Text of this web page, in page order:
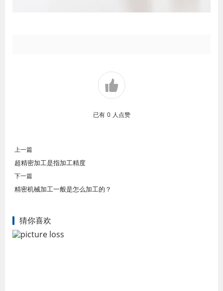
已有 0 人点赞
上一篇
超精密加工是指加工精度
下一篇
精密机械加工一般是怎么加工的？
猜你喜欢